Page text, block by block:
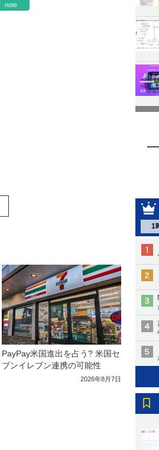
1
note
PayPay米国進出を占う? 米国セ
ブンイレブン連携の可能性
2026年8月7日